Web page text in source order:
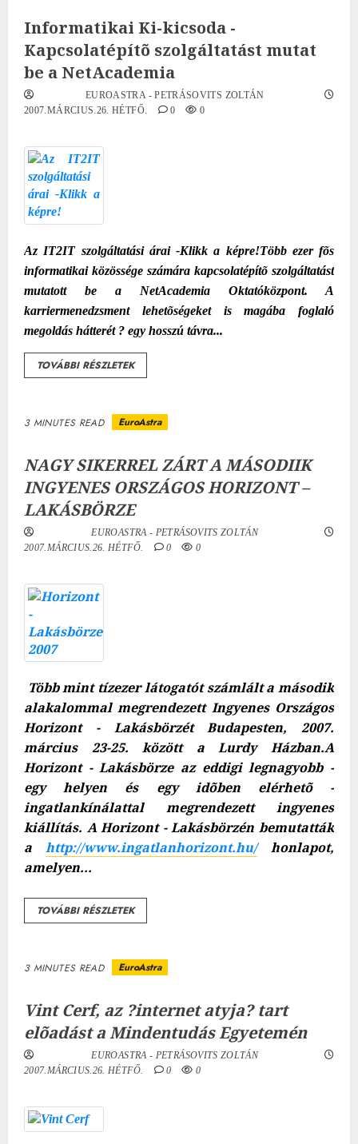
Informatikai Ki-kicsoda -
Kapcsolatépítõ szolgáltatást mutat
be a NetAcademia
EUROASTRA - PETRÁSOVITS ZOLTÁN
2007.MÁRCIUS.26. HÉTFŐ.
0 0
Az IT2IT szolgáltatási árai -Klikk a képre!Több ezer fõs
informatikai közössége számára kapcsolatépítõ szolgáltatást
mutatott be a NetAcademia Oktatóközpont. A
karriermenedzsment lehetõségeket is magába foglaló
megoldás hátterét ? egy hosszú távra...
TOVÁBBI RÉSZLETEK
3 MINUTES READ EuroAstra
NAGY SIKERREL ZÁRT A MÁSODIIK
INGYENES ORSZÁGOS HORIZONT –
LAKÁSBÖRZE
EUROASTRA - PETRÁSOVITS ZOLTÁN
2007.MÁRCIUS.26. HÉTFŐ.
0 0
Több mint tízezer látogatót számlált a második
alakalommal megrendezett Ingyenes Országos
Horizont - Lakásbörzét Budapesten, 2007.
március 23-25. között a Lurdy Házban.A
Horizont - Lakásbörze az eddigi legnagyobb -
egy helyen és egy idõben elérhetõ -
ingatlankínálattal megrendezett ingyenes
kiállítás. A Horizont - Lakásbörzén bemutatták
a http://www.ingatlanhorizont.hu/honlapot,
amelyen...
TOVÁBBI RÉSZLETEK
3 MINUTES READ EuroAstra
Vint Cerf, az ?internet atyja? tart
elõadást a Mindentudás Egyetemén
EUROASTRA - PETRÁSOVITS ZOLTÁN
2007.MÁRCIUS.26. HÉTFŐ.
0 0